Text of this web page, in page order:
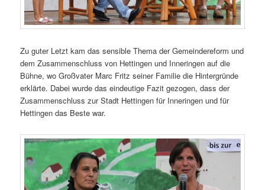
Zu guter Letzt kam das sensible Thema der Gemeindereform und
dem Zusammenschluss von Hettingen und Inneringen auf die
Bühne, wo Großvater Marc Fritz seiner Familie die Hintergründe
erklärte. Dabei wurde das eindeutige Fazit gezogen, dass der
Zusammenschluss zur Stadt Hettingen für Inneringen und für
Hettingen das Beste war.